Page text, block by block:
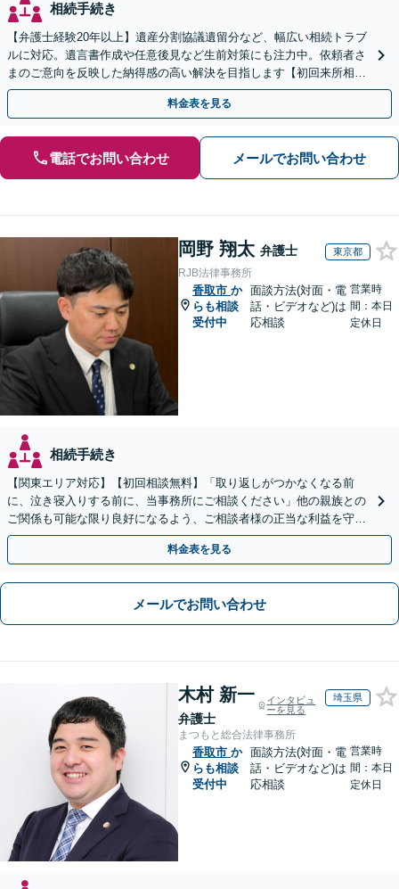
相続手続き
【弁護士経験20年以上】遺産分割協議遺留分など、幅広い相続トラブ
ルに対応。遺言書作成や任意後見など生前対策にも注力中。依頼者さ
まのご意向を反映した納得感の高い解決を目指します【初回来所相談
無料】【電話相談・web面談可】【千葉中央駅5分】
料金表を見る
電話でお問い合わせ メールでお問い合わせ
岡野 翔太 弁護士 東京都
RJB法律事務所
香取市 か
らも相談
受付中
面談方法(対面・電
話・ビデオなど)は
応相談
営業時
間：本日
定休日
相続手続き
【関東エリア対応】【初回相談無料】「取り返しがつかなくなる前
に、泣き寝入りする前に、当事務所にご相談ください」他の親族との
ご関係も可能な限り良好になるよう、ご相談者様の正当な利益を守り
つつ、双方が納得できる着地点を探ります。
料金表を見る
メールでお問い合わせ
木村 新一
弁護士
インタビュ
ーを見る
埼玉県
まつもと総合法律事務所
香取市 か
らも相談
受付中
面談方法(対面・電
話・ビデオなど)は
応相談
営業時
間：本日
定休日